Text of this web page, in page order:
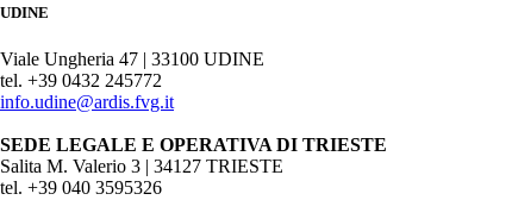
UDINE
Viale Ungheria 47 | 33100 UDINE
tel. +39 0432 245772
info.udine@ardis.fvg.it
SEDE LEGALE E OPERATIVA DI TRIESTE
Salita M. Valerio 3 | 34127 TRIESTE
tel. +39 040 3595326